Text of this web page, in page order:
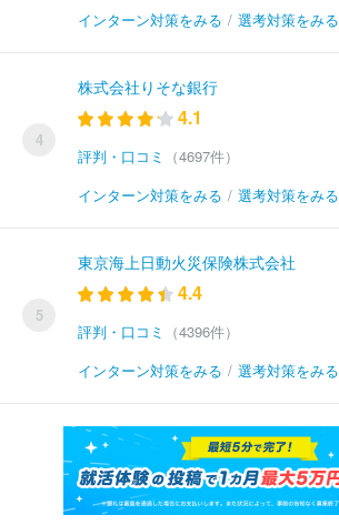
インターン対策をみる / 選考対策をみる
4
株式会社りそな銀行
4.1
評判・口コミ
（4697件）
インターン対策をみる / 選考対策をみる
5
東京海上日動火災保険株式会社
4.4
評判・口コミ
（4396件）
インターン対策をみる / 選考対策をみる